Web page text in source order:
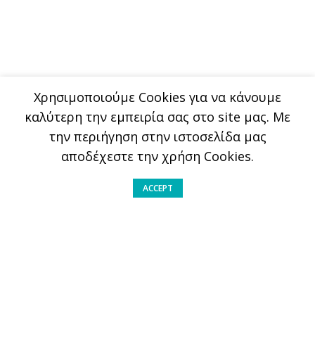
Xρησιμοποιούμε Cookies για να κάνουμε
καλύτερη την εμπειρία σας στο site μας. Με
την περιήγηση στην ιστοσελίδα μας
αποδέχεστε την χρήση Cookies.
ACCEPT